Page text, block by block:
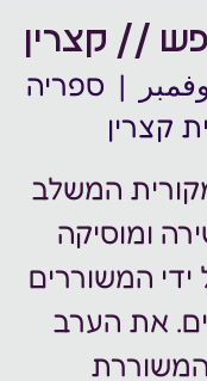
// קצרין
  |
ספריה
קצרין
המשלב
ומוסיקה
המשוררים
את הערב